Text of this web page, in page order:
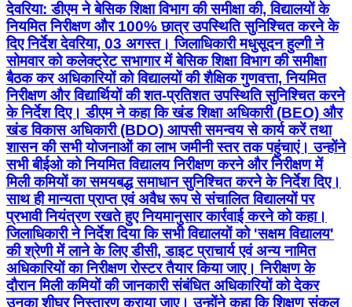
देवरिया: डीएम ने बेसिक शिक्षा विभाग की समीक्षा की, विद्यालयों के
नियमित निरीक्षण और 100% छात्र उपस्थिति सुनिश्चित करने के
दिए निर्देश देवरिया, 03 अगस्त। जिलाधिकारी मधुसूदन हुल्गी ने
सोमवार को कलेक्ट्रेट सभागार में बेसिक शिक्षा विभाग की समीक्षा
बैठक कर अधिकारियों को विद्यालयों की शैक्षिक गुणवत्ता, नियमित
निरीक्षण और विद्यार्थियों की शत-प्रतिशत उपस्थिति सुनिश्चित करने
के निर्देश दिए। डीएम ने कहा कि खंड शिक्षा अधिकारी (BEO) और
खंड विकास अधिकारी (BDO) आपसी समन्वय से कार्य करें तथा
शासन की सभी योजनाओं का लाभ जमीनी स्तर तक पहुंचाएं। उन्होंने
सभी बीईओ को नियमित विद्यालय निरीक्षण करने और निरीक्षण में
मिली कमियों का समयबद्ध समाधान सुनिश्चित करने के निर्देश दिए।
साथ ही मान्यता प्राप्त एवं अवैध रूप से संचालित विद्यालयों पर
प्रभावी नियंत्रण रखते हुए नियमानुसार कार्रवाई करने को कहा।
जिलाधिकारी ने निर्देश दिया कि सभी विद्यालयों को 'सक्षम विद्यालय'
की श्रेणी में लाने के लिए डीसी, डाइट प्राचार्य एवं अन्य नामित
अधिकारियों का निरीक्षण रोस्टर तैयार किया जाए। निरीक्षण के
दौरान मिली कमियों की जानकारी संबंधित अधिकारियों को देकर
उनका शीघ्र निस्तारण कराया जाए। उन्होंने कहा कि शिक्षण संकुल